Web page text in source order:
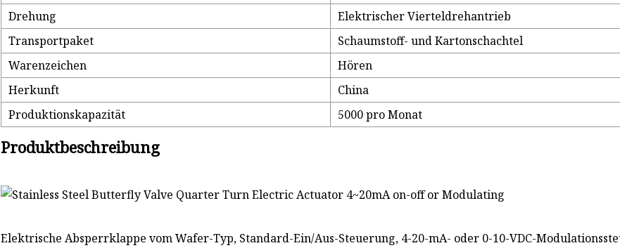
Drehung
Elektrischer Vierteldrehantrieb
Transportpaket
Schaumstoff- und Kartonschachtel
Warenzeichen
Hören
Herkunft
China
Produktionskapazität
5000 pro Monat
Produktbeschreibung
Elektrische Absperrklappe vom Wafer-Typ, Standard-Ein/Aus-Steuerung, 4-20-mA- oder 0-10-VDC-